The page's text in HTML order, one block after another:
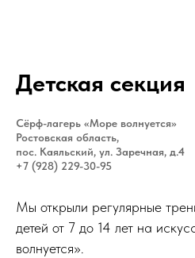
Детская секция
Сёрф-лагерь «Море волнуется»
Ростовская область,
пос. Каяльский, ул. Заречная, д.4
+7 (928) 229-30-95
Мы открыли регулярные
детей от 7 до 14 лет на
волнуется».